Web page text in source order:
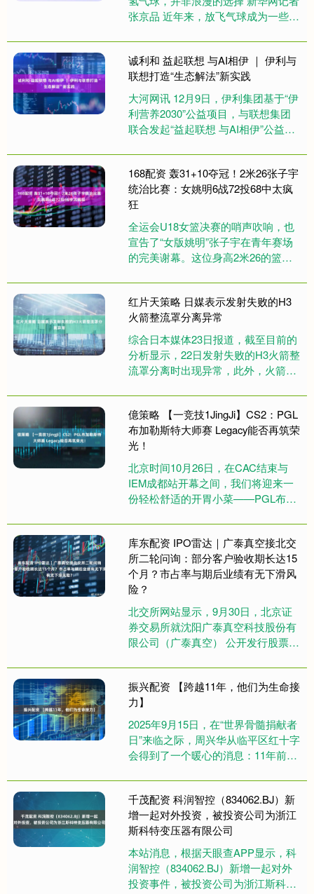
张京品 近年来，放飞气球成为一些节
旦期间，一些地方因放....
诚利和 益起联想 与AI相伊 ｜ 伊利与
联想打造“生态解法”新实践
大河网讯 12月9日，伊利集团基于“伊
利营养2030”公益项目，与联想集团
联合发起“益起联想 与AI相伊”公益行
用“营养+科技”....
168配资 轰31+10夺冠！2米26张子宇
统治比赛：女姚明6战72投68中太疯
狂
全运会U18女篮决赛的哨声吹响，也
宣告了“女版姚明”张子宇在青年赛场
的完美谢幕。这位身高2米26的篮球
身姿让身边的队友们顿显娇小....
红片天策略 日媒表示发射失败的H3
火箭整流罩分离异常
综合日本媒体23日报道，截至目前的
分析显示，22日发射失败的H3火箭整
流罩分离时出现异常，此外，火箭第
降。（新华社）....
億策略 【一竞技1JingJi】CS2：PGL
布加勒斯特大师赛 Legacy能否再筑荣
光！
北京时间10月26日，在CAC结束与
IEM成都站开幕之间，我们将迎来一
份轻松舒适的开胃小菜——PGL布加
TOP10战队和7支TO....
库东配资 IPO雷达｜广泰真空接北交
所二轮问询：部分客户验收期长达15
个月？市占率与期后业绩有无下滑风
险？
北交所网站显示，9月30日，北京证
券交易所就沈阳广泰真空科技股份有
限公司（广泰真空） 公开发行股票并
保荐机构中信证券股份有限公司....
振兴配资 【跨越11年，他们为生命接
力】
2025年9月15日，在“世界骨髓捐献者
日”来临之际，周兴华从临平区红十字
会得到了一个暖心的消息：11年前，
孩子的生命。如今，这....
千茂配资 科润智控（834062.BJ）新
增一起对外投资，被投资公司为浙江
斯科特变压器有限公司
本站消息，根据天眼查APP显示，科
润智控（834062.BJ）新增一起对外
投资事件，被投资公司为浙江斯科特